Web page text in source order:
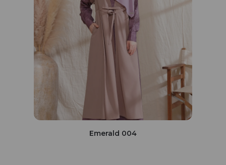
Emerald 004